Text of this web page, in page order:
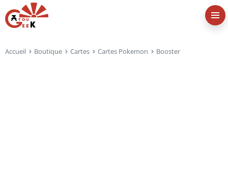
Accueil Boutique Cartes Cartes Pokemon Booster